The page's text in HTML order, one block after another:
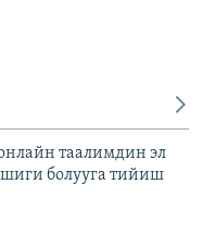
таалимдин эл
болууга тийиш